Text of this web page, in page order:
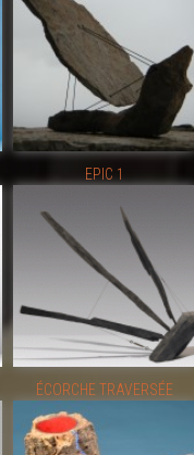
EPIC 1
ÉCORCHE TRAVERSÉE